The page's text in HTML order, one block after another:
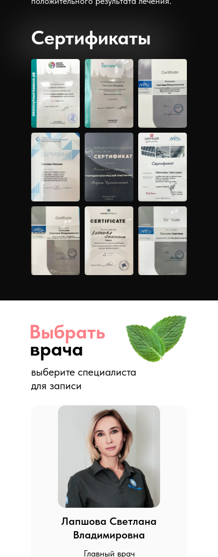
Сертификаты
выберите специалиста
для записи
Выбрать
Главный врач
Лапшова Светлана
Владимировна
врача